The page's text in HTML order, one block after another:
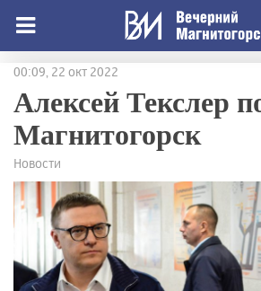
00:09, 22 окт 2022
Алексей Текслер
Магнитогорск
Новости